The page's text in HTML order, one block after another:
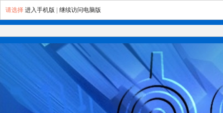
请选择 进入手机版 继续访问电脑版